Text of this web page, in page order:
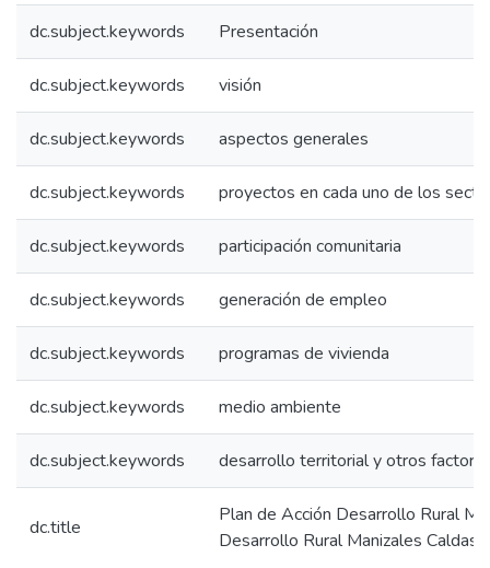
dc.subject.keywords Presentación
dc.subject.keywords visión
dc.subject.keywords aspectos generales
dc.subject.keywords proyectos en cada uno de los
dc.subject.keywords participación comunitaria
dc.subject.keywords generación de empleo
dc.subject.keywords programas de vivienda
dc.subject.keywords medio ambiente
dc.subject.keywords desarrollo territorial y otros
dc.title
Plan de Acción Desarrollo Rural
Desarrollo Rural Manizales Caldas